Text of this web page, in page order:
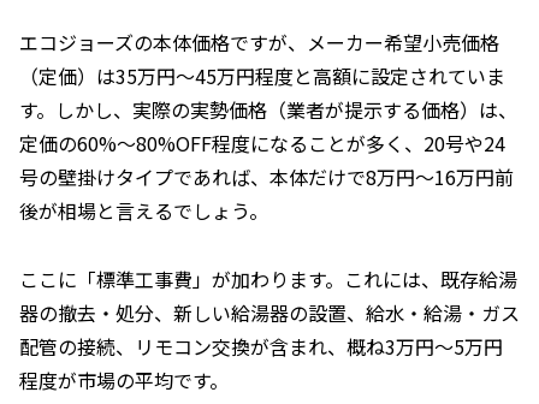
エコジョーズの本体価格ですが、メーカー希望小売価格
（定価）は35万円〜45万円程度と高額に設定されていま
す。しかし、実際の実勢価格（業者が提示する価格）は、
定価の60%〜80%OFF程度になることが多く、20号や24
号の壁掛けタイプであれば、本体だけで8万円〜16万円前
後が相場と言えるでしょう。
ここに「標準工事費」が加わります。これには、既存給湯
器の撤去・処分、新しい給湯器の設置、給水・給湯・ガス
配管の接続、リモコン交換が含まれ、概ね3万円〜5万円
程度が市場の平均です。